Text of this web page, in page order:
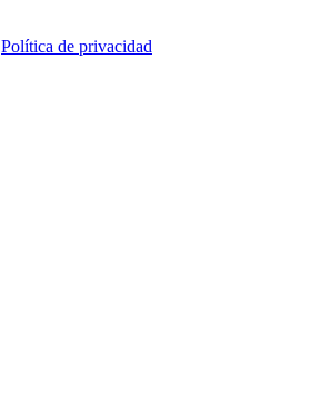
Política de privacidad